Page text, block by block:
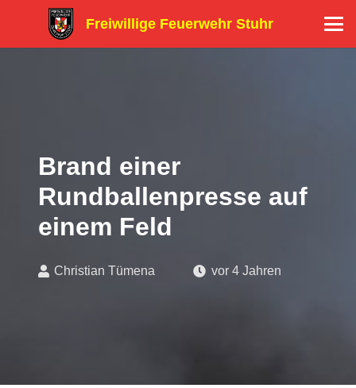
Freiwillige Feuerwehr Stuhr
Brand einer
Rundballenpresse auf
einem Feld
Christian Tümena vor 4 Jahren